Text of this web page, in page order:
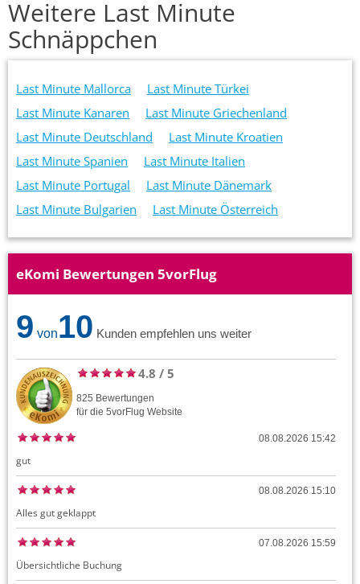
Weitere Last Minute
Schnäppchen
Last Minute Mallorca
Last Minute Türkei
Last Minute Kanaren
Last Minute Griechenland
Last Minute Deutschland
Last Minute Kroatien
Last Minute Spanien
Last Minute Italien
Last Minute Portugal
Last Minute Dänemark
Last Minute Bulgarien
Last Minute Österreich
eKomi Bewertungen 5vorFlug
9 von10 Kunden empfehlen uns weiter
4.8 / 5
825 Bewertungen
für die 5vorFlug Website
08.08.2026 15:42
gut
08.08.2026 15:10
Alles gut geklappt
07.08.2026 15:59
Übersichtliche Buchung